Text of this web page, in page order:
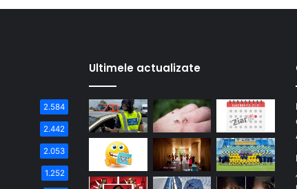
2.584
2.442
2.053
1.252
Ultimele actualizate